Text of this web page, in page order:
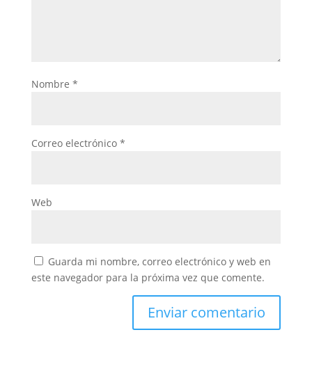
Nombre *
Correo electrónico *
Web
Guarda mi nombre, correo electrónico y web en
este navegador para la próxima vez que comente.